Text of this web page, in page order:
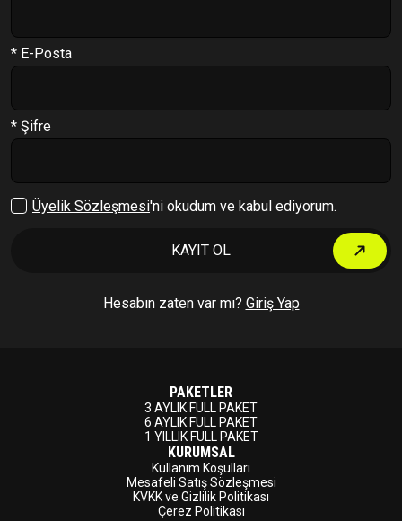
Takip Sistemi
PT Formu
* E-Posta
* Şifre
Üyelik Sözleşmesi'ni okudum ve kabul ediyorum.
KAYIT OL
Hesabın zaten var mı? Giriş Yap
PAKETLER
3 AYLIK FULL PAKET
6 AYLIK FULL PAKET
1 YILLIK FULL PAKET
KURUMSAL
Kullanım Koşulları
Mesafeli Satış Sözleşmesi
KVKK ve Gizlilik Politikası
Çerez Politikası